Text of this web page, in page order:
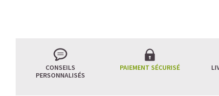
L’ÉQUILIBRE
Un café riche avec
CONSEILS
PERSONNALISÉS
PAIEMENT SÉCURISÉ